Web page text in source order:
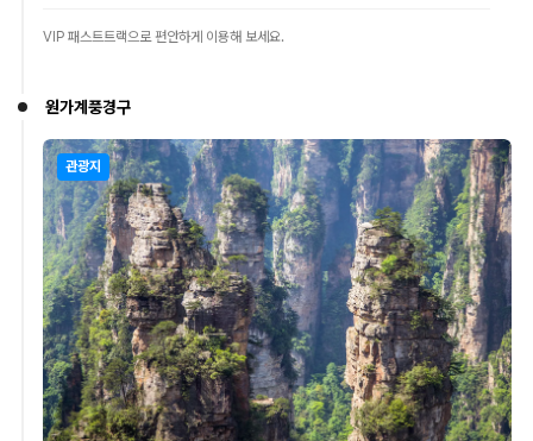
VIP 패스트트랙으로 편안하게 이용해 보세요.
원가계풍경구
관광지